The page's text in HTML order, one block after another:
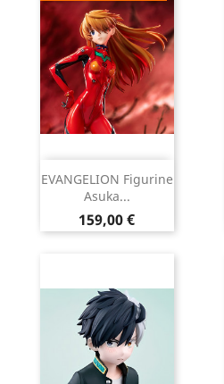
EVANGELION Figurine
Asuka...
Prix
159,00 €